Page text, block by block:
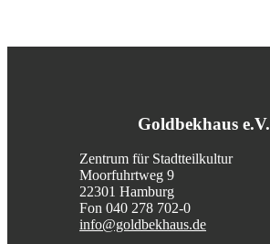
Goldbekhaus e.V.
Zentrum für Stadtteilkultur
Moorfuhrtweg 9
22301 Hamburg
Fon 040 278 702-0
info@goldbekhaus.de